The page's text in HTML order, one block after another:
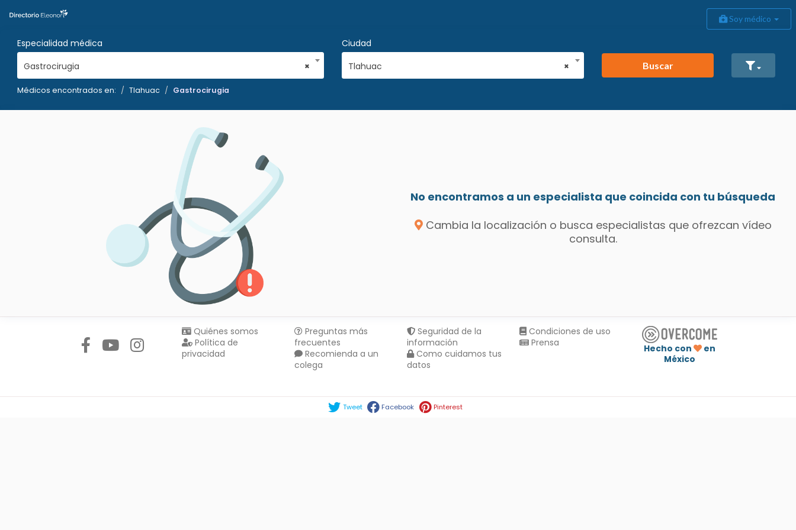
Soy médico
Especialidad médica
×
Gastrocirugia
Ciudad
×
Tlahuac Buscar
Médicos encontrados en: Tlahuac Gastrocirugia
No encontramos a un especialista que coincida con tu búsqueda
Cambia la localización o busca especialistas que ofrezcan vídeo
consulta.
Quiénes somos
Política de
privacidad
Preguntas más
frecuentes
Recomienda a un
colega
Seguridad de la
información
Como cuidamos tus
datos
Condiciones de uso
Prensa
Hecho con
en
México
Tweet Facebook Pinterest